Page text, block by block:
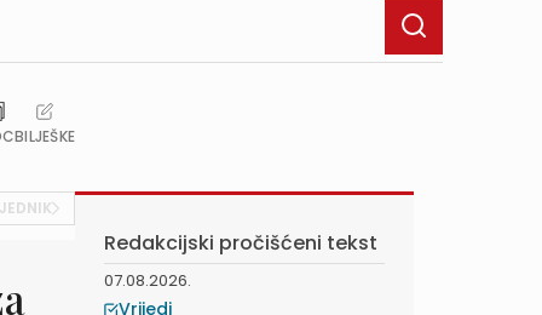
BILJEŠKE
Redakcijski pročišćeni tekst
07.08.2026.
Vrijedi